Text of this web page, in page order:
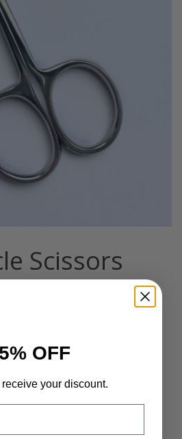
Scissors
OFF
your discount.